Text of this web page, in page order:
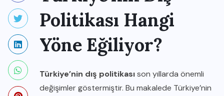
Politikası Hangi
Yöne Eğiliyor?
Türkiye’nin dış politikasıson yıllarda önemli
değişimler göstermiştir. Bu makalede Türkiye’nin